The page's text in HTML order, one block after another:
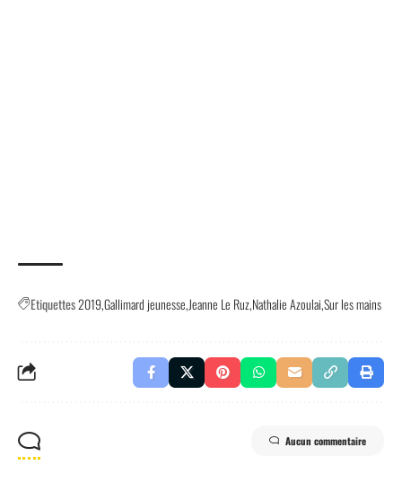
Etiquettes2019Gallimard jeunesse Jeanne Le RuzNathalie AzoulaiSur les mains
Aucun commentaire